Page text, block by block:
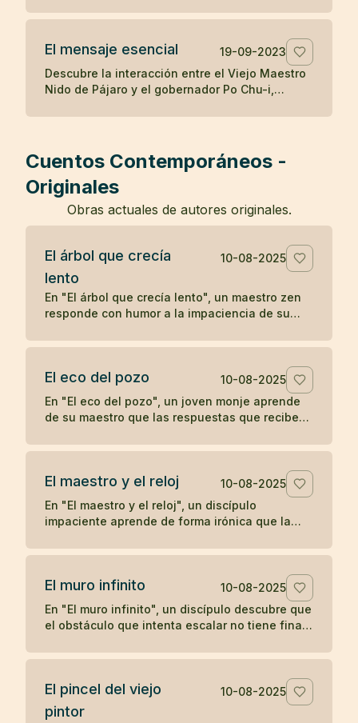
tiempo. Al enfrentar la renuencia del maestro a
audiencia para ilustrar que solo él valora y
comprende la enseñanza del maestro, mientras
que los demás asistentes eran igual de vacíos
en comprensión como las muñecas, resaltando
El mensaje esencial
19-09-2023
Descubre la interacción entre el Viejo Maestro
Nido de Pájaro y el gobernador Po Chu-i,
enseñanza budista de hacer el bien y cultivar
estas verdades.
Cuentos Contemporáneos -
Originales
Obras actuales de autores originales.
El árbol que crecía
lento
10-08-2025
En "El árbol que crecía lento", un maestro zen
responde con humor a la impaciencia de su
verdadero no se apresura.
El eco del pozo
10-08-2025
En "El eco del pozo", un joven monje aprende
de su maestro que las respuestas que recibe
ilustrando la enseñanza zen de que nuestra
nuestro propio corazón.
El maestro y el reloj
10-08-2025
En "El maestro y el reloj", un discípulo
impaciente aprende de forma irónica que la
enseñanza zen sobre la paciencia y la espera.
El muro infinito
10-08-2025
En "El muro infinito", un discípulo descubre que
el obstáculo que intenta escalar no tiene final,
necesitaba superarlo.
El pincel del viejo
pintor
10-08-2025